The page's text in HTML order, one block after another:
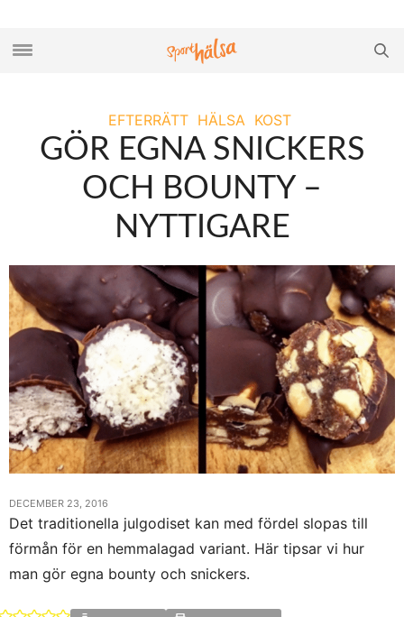
EFTERRÄTT HÄLSA KOST
GÖR EGNA SNICKERS
OCH BOUNTY –
NYTTIGARE
DECEMBER 23, 2016
Det traditionella julgodiset kan med fördel slopas till
förmån för en hemmalagad variant. Här tipsar vi hur
man gör egna bounty och snickers.